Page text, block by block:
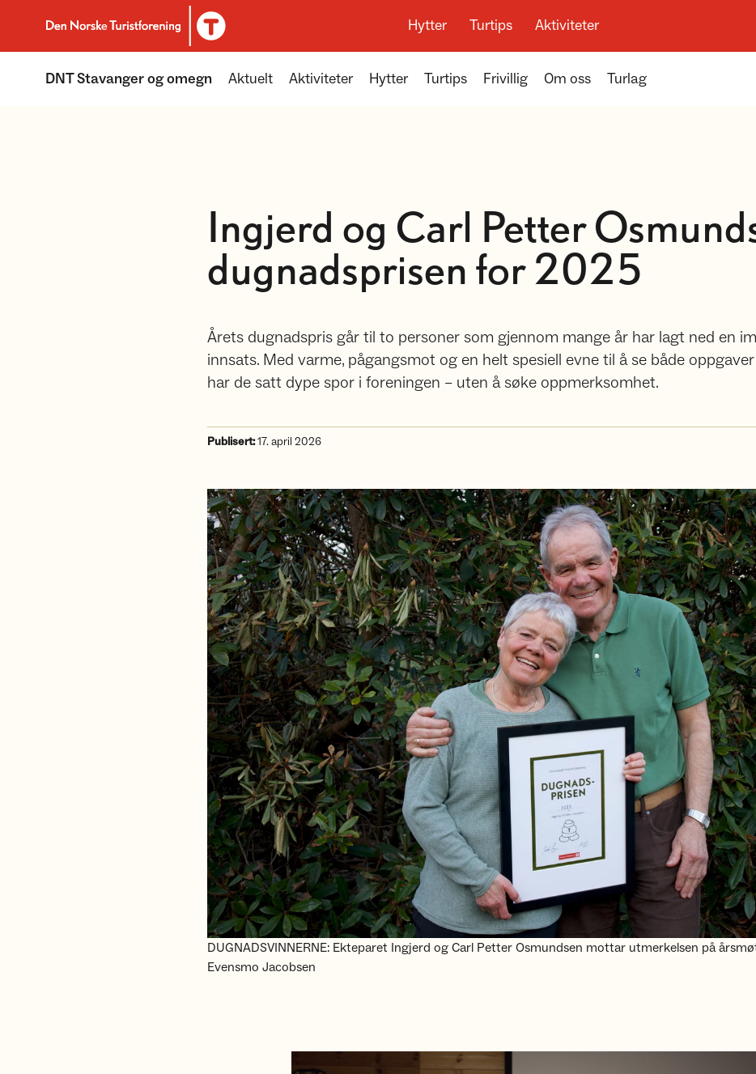
Til DNT.no forside
Hytter Turtips Aktiviteter
DNT Stavanger og omegn Aktuelt Aktiviteter Hytter Turtips Frivillig Om oss Turlag
Ingjerd og Carl Petter
dugnadsprisen for 2025
Årets dugnadspris går til to personer som gjennom mange år har lagt ned en
innsats. Med varme, pågangsmot og en helt spesiell evne til å se både
har de satt dype spor i foreningen – uten å søke oppmerksomhet.
Publisert:17. april 2026
DUGNADSVINNERNE: Ekteparet Ingjerd og Carl Petter Osmundsen mottar utmerkelsen på
Evensmo Jacobsen